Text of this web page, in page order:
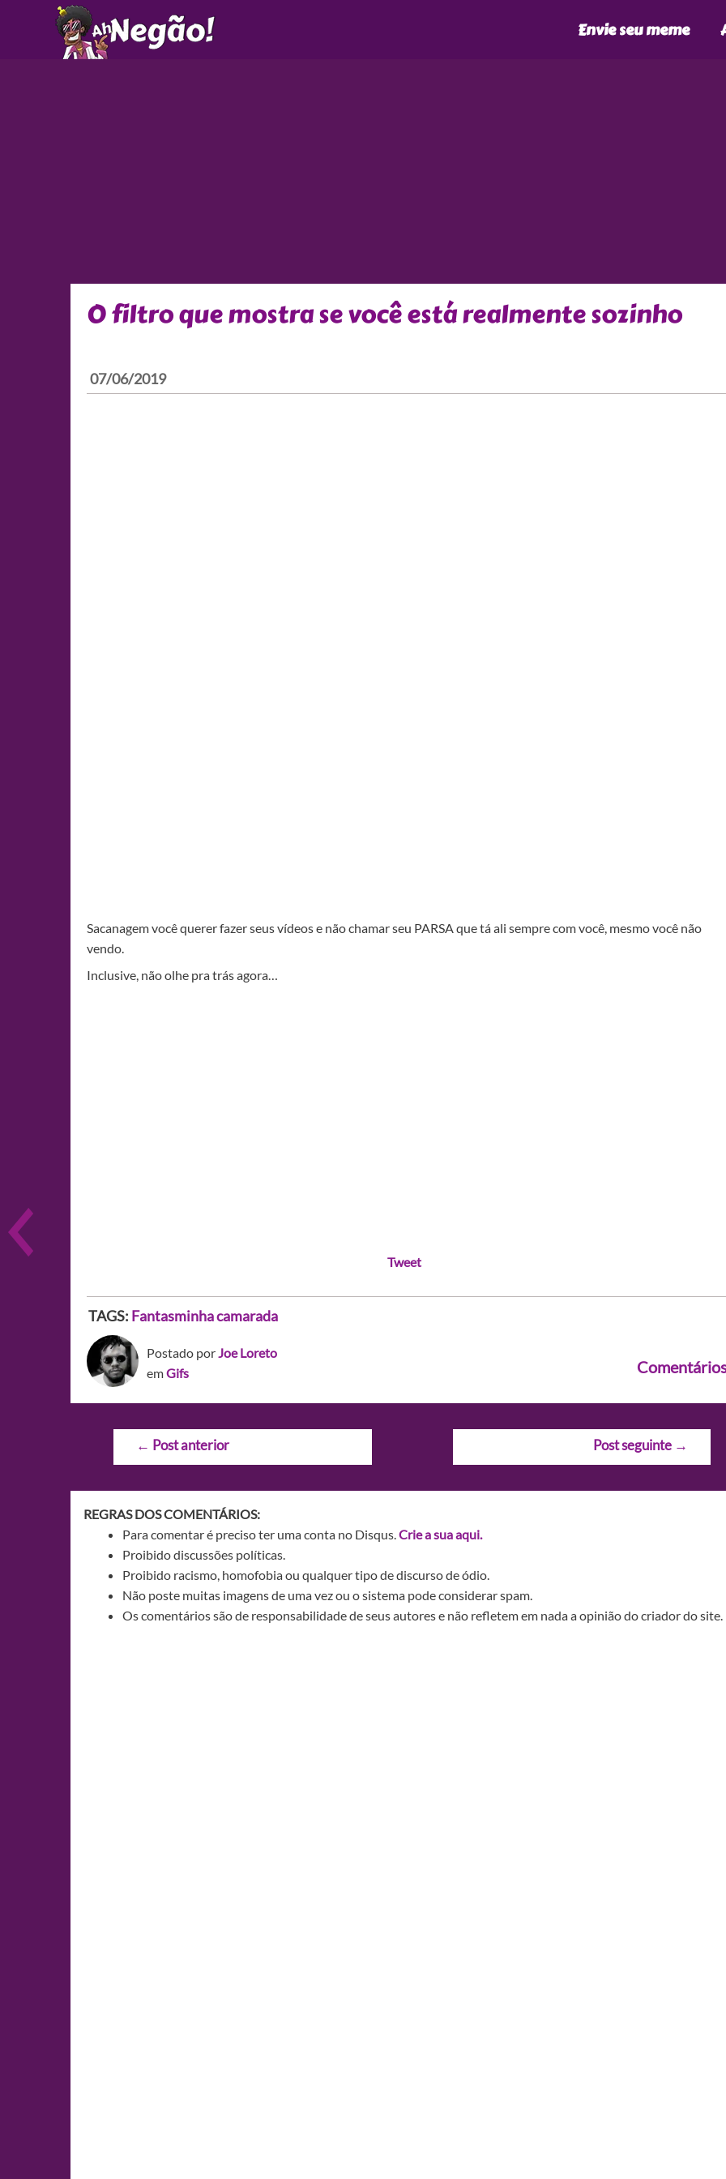
Envie seu meme
O filtro que mostra se você está realmente sozinho
07/06/2019
Sacanagem você querer fazer seus vídeos e não chamar seu PARSA que tá ali sempre com você, mesmo você não
vendo.
Inclusive, não olhe pra trás agora…
Tweet
TAGS: Fantasminha camarada
Postado porJoe Loreto
emGifs
Navegação
← Post anterior Post seguinte →
REGRAS DOS COMENTÁRIOS:
Para comentar é preciso ter uma conta no Disqus.Crie a sua aqui.
Proibido discussões políticas.
Proibido racismo, homofobia ou qualquer tipo de discurso de ódio.
Não poste muitas imagens de uma vez ou o sistema pode considerar spam.
Os comentários são de responsabilidade de seus autores e não refletem em nada a opinião do criador do site.